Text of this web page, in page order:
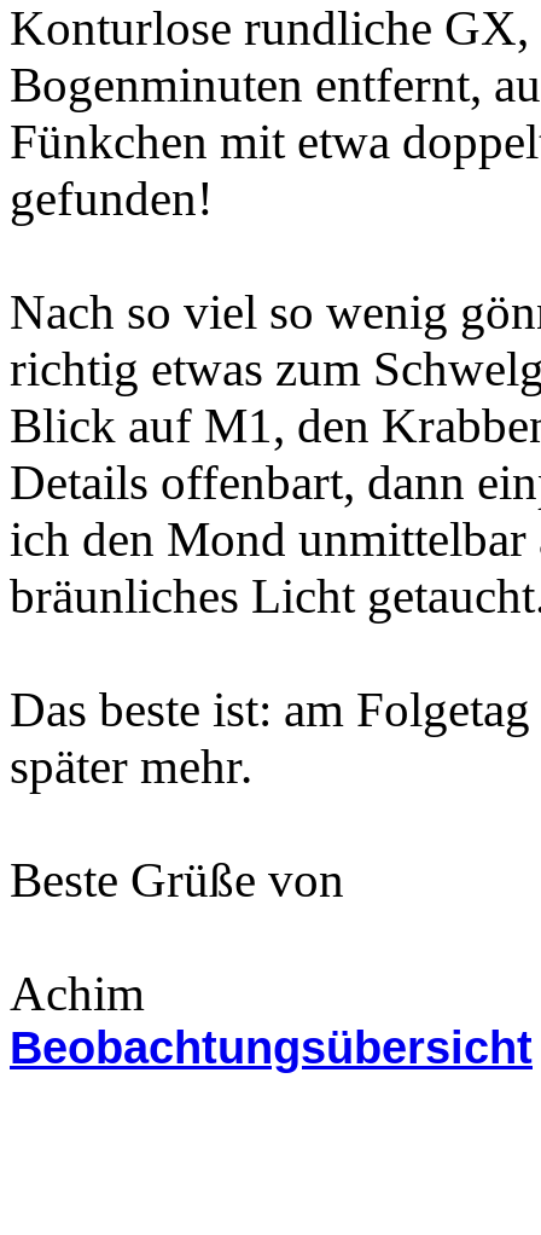
Konturlose rundliche GX,
Bogenminuten entfernt,
Fünkchen mit etwa
gefunden!
Nach so viel so wenig
richtig etwas zum
Blick auf M1, den
Details offenbart, dann
ich den Mond
bräunliches Licht
Das beste ist: am
später mehr.
Beste Grüße von
Achim
Beobachtungsübersicht